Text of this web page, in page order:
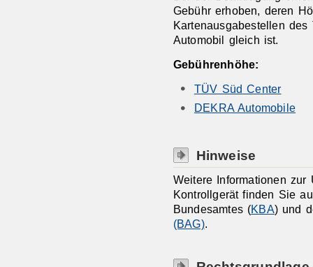
Gebühr erhoben, deren
Kartenausgabestellen
Automobil gleich ist.
Gebührenhöhe:
TÜV Süd Center
DEKRA Automobile
Hinweise
Weitere Informationen zur
Kontrollgerät finden Sie
Bundesamtes (KBA) und
(BAG).